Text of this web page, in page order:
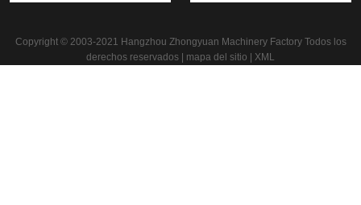
Copyright © 2003-2021 Hangzhou Zhongyuan Machinery Factory Todos los
derechos reservados | mapa del sitio XML